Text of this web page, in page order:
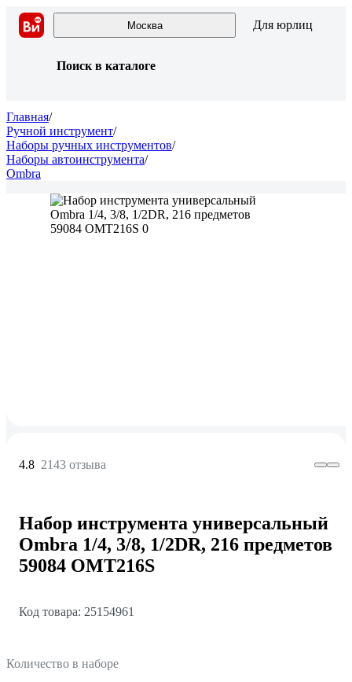
Москва Для юрлиц
Поиск в каталоге
Главная/
Ручной инструмент/
Наборы ручных инструментов/
Наборы автоинструмента/
Ombra
4.8 2143 отзыва
Набор инструмента универсальный
Ombra 1/4, 3/8, 1/2DR, 216 предметов
59084 OMT216S
Код товара: 25154961
Количество в наборе